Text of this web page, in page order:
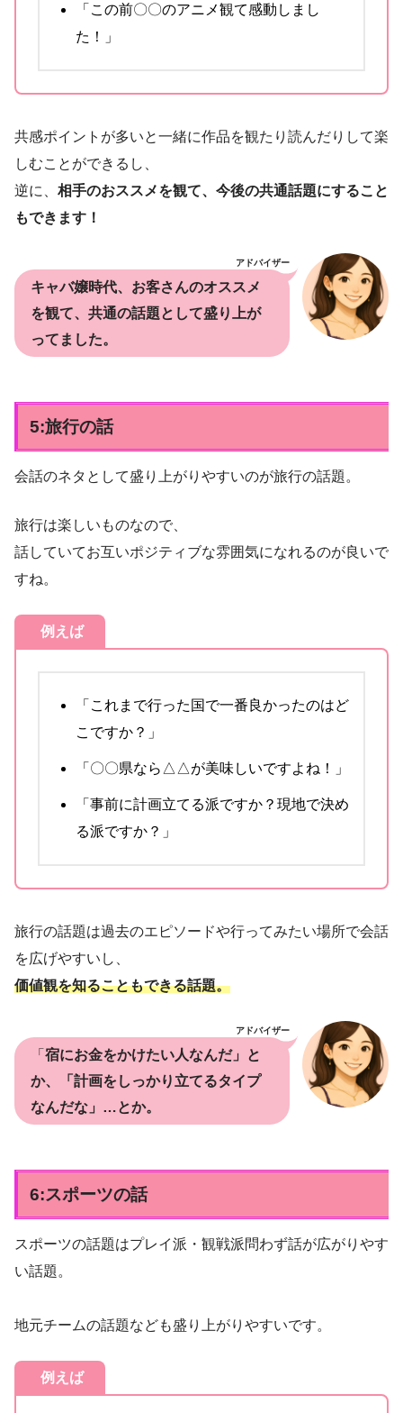
「この前〇〇のアニメ観て感動しまし
た！」
共感ポイントが多いと一緒に作品を観たり読んだりして楽
しむことができるし、
逆に、 相手のおススメを観て、今後の共通話題にすること
もできます！
アドバイザー
キャバ嬢時代、お客さんのオススメ
を観て、共通の話題として盛り上が
ってました。
5:旅行の話
会話のネタとして盛り上がりやすいのが旅行の話題。
旅行は楽しいものなので、
話していてお互いポジティブな雰囲気になれるのが良いで
すね。
例えば
「これまで行った国で一番良かったのはど
こですか？」
「〇〇県なら△△が美味しいですよね！」
「事前に計画立てる派ですか？現地で決め
る派ですか？」
旅行の話題は過去のエピソードや行ってみたい場所で会話
を広げやすいし、
価値観を知ることもできる話題。
アドバイザー
「 宿にお金をかけたい人なんだ」と
か、「計画をしっかり立てるタイプ
なんだな」…とか。
6:スポーツの話
スポーツの話題はプレイ派・観戦派問わず話が広がりやす
い話題。
地元チームの話題なども盛り上がりやすいです。
例えば